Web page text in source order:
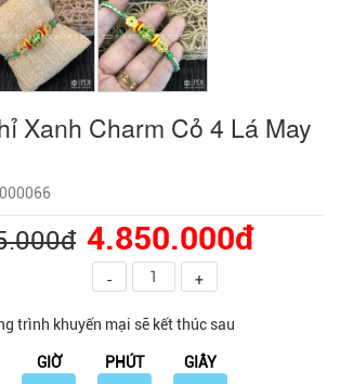
Xanh Charm Cỏ 4 Lá May
4.850.000đ
- +
trình khuyến mại sẽ kết thúc sau
GIỜ PHÚT GIÂY